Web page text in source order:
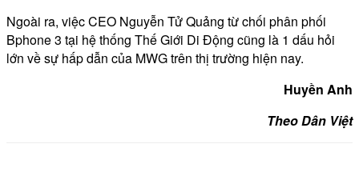
Ngoài ra, việc CEO Nguyễn Tử Quảng từ chối phân phối
Bphone 3 tại hệ thống Thế Giới Di Động cũng là 1 dấu hỏi
lớn về sự hấp dẫn của MWG trên thị trường hiện nay.
Huyền Anh
Theo Dân Việt